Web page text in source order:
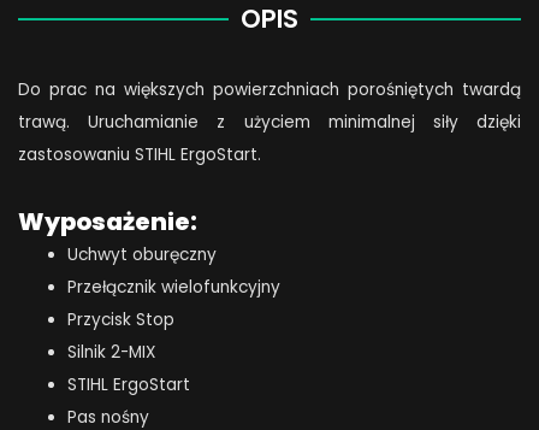
OPIS
Do prac na większych powierzchniach porośniętych twardą
trawą. Uruchamianie z użyciem minimalnej siły dzięki
zastosowaniu STIHL ErgoStart.
Wyposażenie:
Uchwyt oburęczny
Przełącznik wielofunkcyjny
Przycisk Stop
Silnik 2-MIX
STIHL ErgoStart
Pas nośny